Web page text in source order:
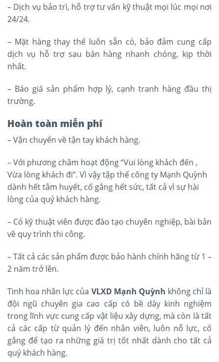
– Dịch vụ bảo trì, hỗ trợ tư vấn kỹ thuật mọi lúc mọi nơi
24/24.
– Mặt hàng thay thế luôn sẵn có, bảo đảm cung cấp
dịch vụ hỗ trợ sau bán hàng nhanh chóng, kịp thời
nhất.
– Báo giá sản phẩm hợp lý, cạnh tranh hàng đầu thị
trường.
Hoàn toàn miễn phí
– Vận chuyển về tận tay khách hàng.
– Với phương châm hoạt động “Vui lòng khách đến ,
Vừa lòng khách đi”. Vì vậy tập thể công ty Mạnh Quỳnh
dành hết tâm huyết, cố gắng hết sức, tất cả vì sự hài
lòng của quý khách hàng.
– Có kỹ thuật viên được đào tạo chuyên nghiệp, bài bản
về quy trình thi công.
– Tất cả các sản phẩm được bảo hành chính hãng từ 1 –
2 năm trở lên.
Tinh hoa nhân lực của VLXD Mạnh Quỳnh không chỉ là
đội ngũ chuyên gia cao cấp có bề dày kinh nghiệm
trong lĩnh vực cung cấp vật liệu xây dựng, mà còn là tất
cả các cấp từ quản lý đến nhân viên, luôn nỗ lực, cố
gắng để tạo ra những giá trị tốt nhất dành cho tất cả
quý khách hàng.